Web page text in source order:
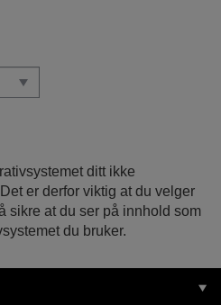
ditt ikke
er derfor viktig at du velger
sikre at du ser på innhold som
du bruker.